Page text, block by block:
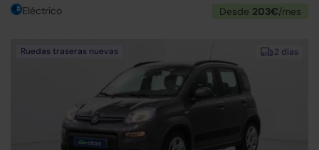
Eléctrico Desde 203€/mes
2 días
Ruedas traseras nuevas